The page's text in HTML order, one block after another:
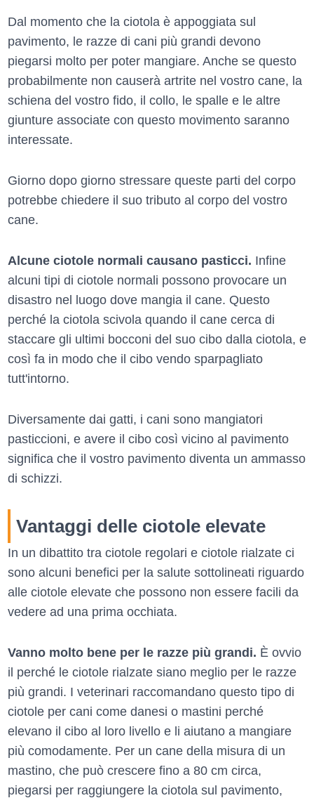
Dal momento che la ciotola è appoggiata sul
pavimento, le razze di cani più grandi devono
piegarsi molto per poter mangiare. Anche se questo
probabilmente non causerà artrite nel vostro cane, la
schiena del vostro fido, il collo, le spalle e le altre
giunture associate con questo movimento saranno
interessate.
Giorno dopo giorno stressare queste parti del corpo
potrebbe chiedere il suo tributo al corpo del vostro
cane.
Alcune ciotole normali causano pasticci. Infine
alcuni tipi di ciotole normali possono provocare un
disastro nel luogo dove mangia il cane. Questo
perché la ciotola scivola quando il cane cerca di
staccare gli ultimi bocconi del suo cibo dalla ciotola, e
così fa in modo che il cibo vendo sparpagliato
tutt'intorno.
Diversamente dai gatti, i cani sono mangiatori
pasticcioni, e avere il cibo così vicino al pavimento
significa che il vostro pavimento diventa un ammasso
di schizzi.
Vantaggi delle ciotole elevate
In un dibattito tra ciotole regolari e ciotole rialzate ci
sono alcuni benefici per la salute sottolineati riguardo
alle ciotole elevate che possono non essere facili da
vedere ad una prima occhiata.
Vanno molto bene per le razze più grandi. È ovvio
il perché le ciotole rialzate siano meglio per le razze
più grandi. I veterinari raccomandano questo tipo di
ciotole per cani come danesi o mastini perché
elevano il cibo al loro livello e li aiutano a mangiare
più comodamente. Per un cane della misura di un
mastino, che può crescere fino a 80 cm circa,
piegarsi per raggiungere la ciotola sul pavimento,